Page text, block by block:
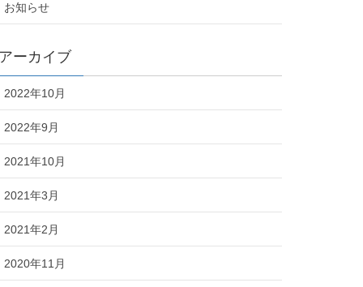
お知らせ
アーカイブ
2022年10月
2022年9月
2021年10月
2021年3月
2021年2月
2020年11月